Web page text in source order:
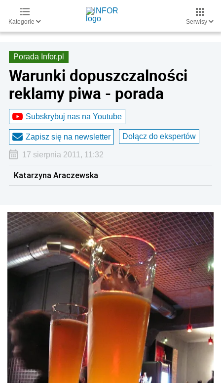
Kategorie Serwisy
Porada Infor.pl
Warunki dopuszczalności
reklamy piwa - porada
Subskrybuj nas na Youtube
Zapisz się na newsletter Dołącz do ekspertów
17 sierpnia 2011, 11:32
Katarzyna Araczewska